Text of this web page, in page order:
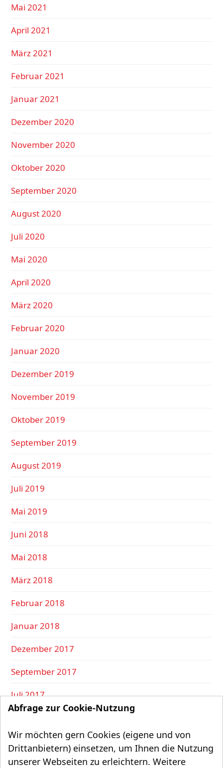
Mai 2021
April 2021
März 2021
Februar 2021
Januar 2021
Dezember 2020
November 2020
Oktober 2020
September 2020
August 2020
Juli 2020
Mai 2020
April 2020
März 2020
Februar 2020
Januar 2020
Dezember 2019
November 2019
Oktober 2019
September 2019
August 2019
Juli 2019
Mai 2019
Juni 2018
Mai 2018
März 2018
Februar 2018
Januar 2018
Dezember 2017
September 2017
Juli 2017
März 2017
Abfrage zur Cookie-Nutzung
Wir möchten gern Cookies (eigene und von
Drittanbietern) einsetzen, um Ihnen die Nutzung
unserer Webseiten zu erleichtern. Weitere